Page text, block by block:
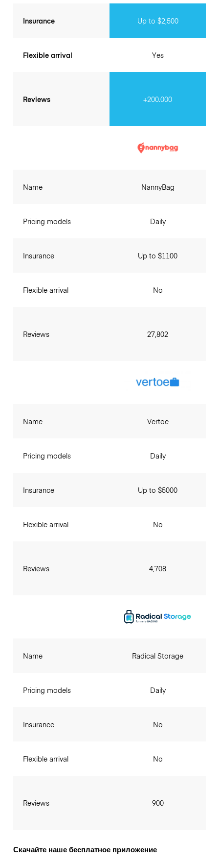
Insurance
Flexible arrival
Reviews
Up to $2,500
Yes
+200.000
Name
Pricing models
Insurance
Flexible arrival
Reviews
NannyBag
Daily
Up to $1100
No
27,802
Name
Pricing models
Insurance
Flexible arrival
Reviews
Vertoe
Daily
Up to $5000
No
4,708
Name
Pricing models
Insurance
Flexible arrival
Reviews
Radical Storage
Daily
No
No
900
Скачайте наше бесплатное приложение